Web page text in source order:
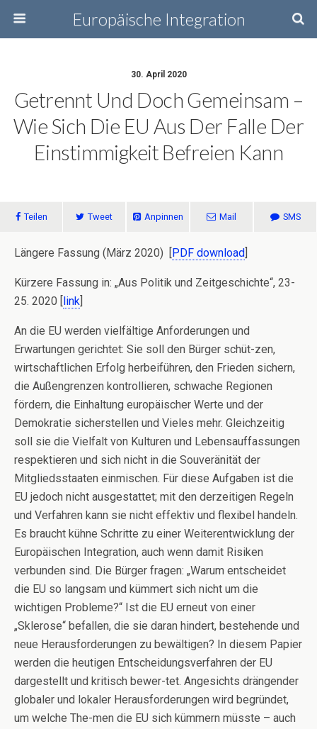
Europäische Integration
30. April 2020
Getrennt Und Doch Gemeinsam –
Wie Sich Die EU Aus Der Falle Der
Einstimmigkeit Befreien Kann
Teilen Tweet Anpinnen Mail SMS
Längere Fassung (März 2020) [PDF download]
Kürzere Fassung in: „Aus Politik und Zeitgeschichte“, 23-
25. 2020 [link]
An die EU werden vielfältige Anforderungen und
Erwartungen gerichtet: Sie soll den Bürger schüt-zen,
wirtschaftlichen Erfolg herbeiführen, den Frieden sichern,
die Außengrenzen kontrollieren, schwache Regionen
fördern, die Einhaltung europäischer Werte und der
Demokratie sicherstellen und Vieles mehr. Gleichzeitig
soll sie die Vielfalt von Kulturen und Lebensauffassungen
respektieren und sich nicht in die Souveränität der
Mitgliedsstaaten einmischen. Für diese Aufgaben ist die
EU jedoch nicht ausgestattet; mit den derzeitigen Regeln
und Verfahren kann sie nicht effektiv und flexibel handeln.
Es braucht kühne Schritte zu einer Weiterentwicklung der
Europäischen Integration, auch wenn damit Risiken
verbunden sind. Die Bürger fragen: „Warum entscheidet
die EU so langsam und kümmert sich nicht um die
wichtigen Probleme?“ Ist die EU erneut von einer
„Sklerose“ befallen, die sie daran hindert, bestehende und
neue Herausforderungen zu bewältigen? In diesem Papier
werden die heutigen Entscheidungsverfahren der EU
dargestellt und kritisch bewer-tet. Angesichts drängender
globaler und lokaler Herausforderungen wird begründet,
um welche The-men die EU sich kümmern müsste – auch